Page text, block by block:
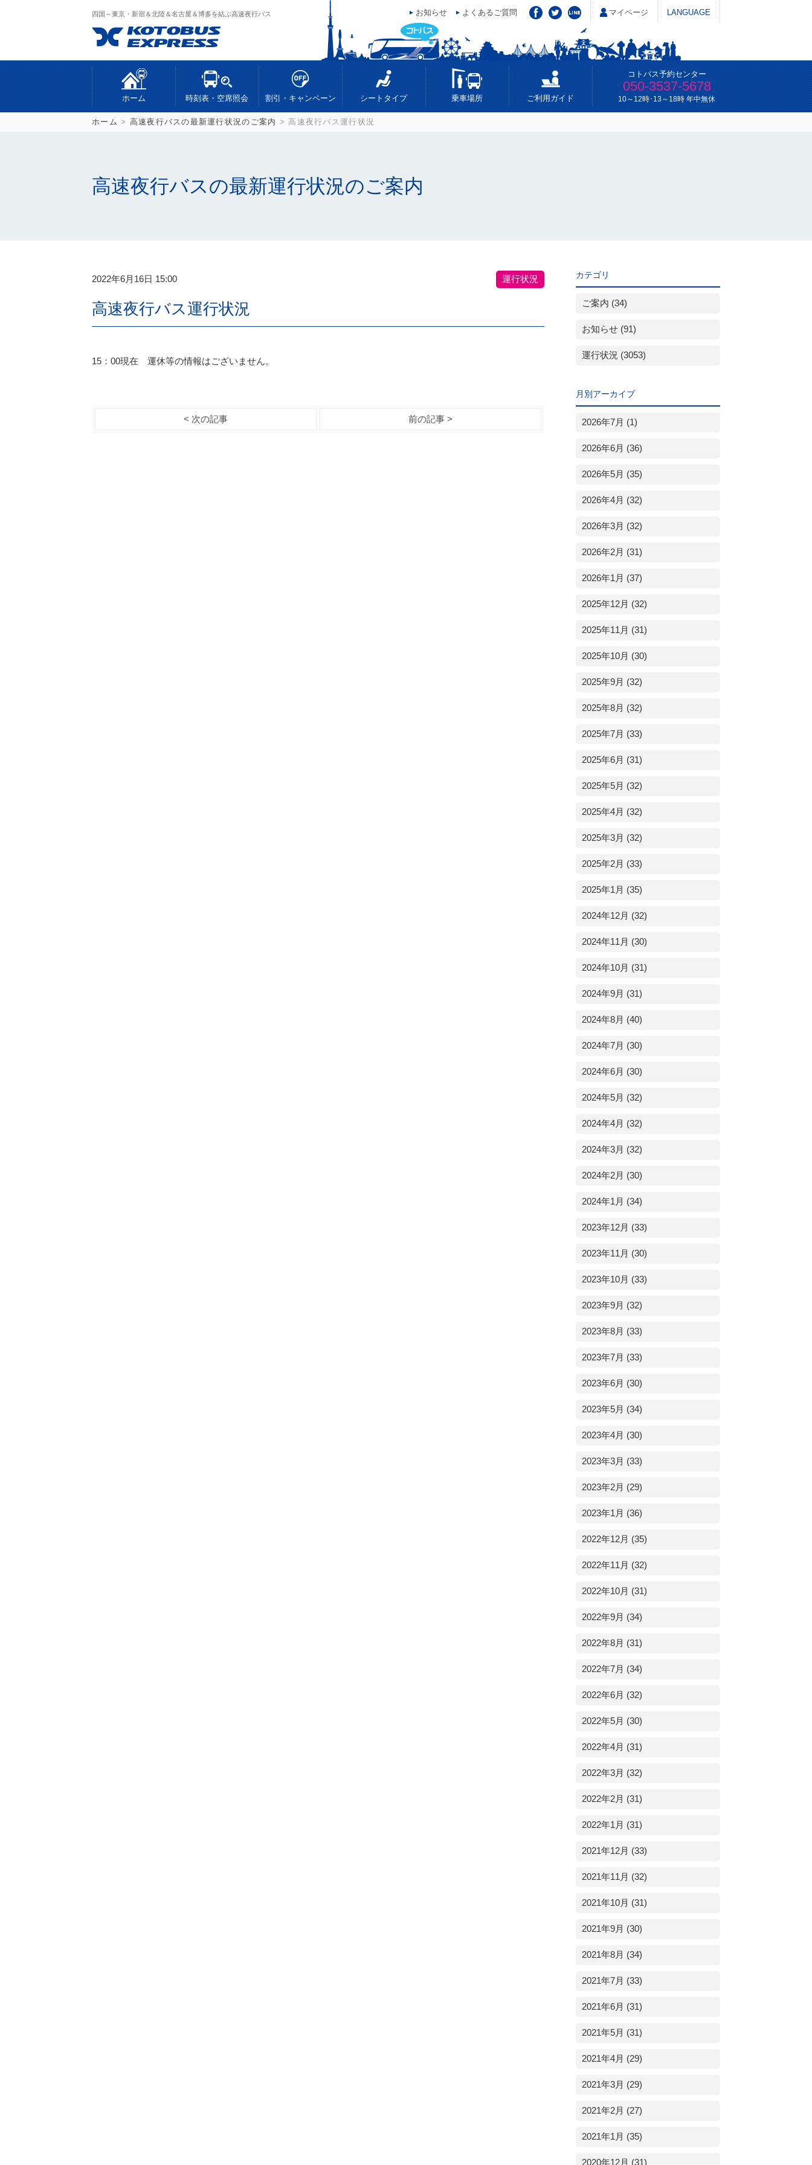
四国～東京・新宿＆北陸＆名古屋＆博多を結ぶ高速夜行バス LANGUAGE
マイページ
ホーム 時刻表・空席照会 割引・キャンペーン シートタイプ 乗車場所 ご利用ガイド
コトバス予約センター
050-3537-5678
10～12時･13～18時 年中無休
お知らせ よくあるご質問
ホーム > 高速夜行バスの最新運行状況のご案内 > 高速夜行バス運行状況
高速夜行バスの最新運行状況のご案内
2022年6月16日 15:00 運行状況
高速夜行バス運行状況
15：00現在 運休等の情報はございません。
前の記事 >
< 次の記事
カテゴリ
ご案内 (34)
お知らせ (91)
運行状況 (3053)
月別アーカイブ
2026年7月 (1)
2026年6月 (36)
2026年5月 (35)
2026年4月 (32)
2026年3月 (32)
2026年2月 (31)
2026年1月 (37)
2025年12月 (32)
2025年11月 (31)
2025年10月 (30)
2025年9月 (32)
2025年8月 (32)
2025年7月 (33)
2025年6月 (31)
2025年5月 (32)
2025年4月 (32)
2025年3月 (32)
2025年2月 (33)
2025年1月 (35)
2024年12月 (32)
2024年11月 (30)
2024年10月 (31)
2024年9月 (31)
2024年8月 (40)
2024年7月 (30)
2024年6月 (30)
2024年5月 (32)
2024年4月 (32)
2024年3月 (32)
2024年2月 (30)
2024年1月 (34)
2023年12月 (33)
2023年11月 (30)
2023年10月 (33)
2023年9月 (32)
2023年8月 (33)
2023年7月 (33)
2023年6月 (30)
2023年5月 (34)
2023年4月 (30)
2023年3月 (33)
2023年2月 (29)
2023年1月 (36)
2022年12月 (35)
2022年11月 (32)
2022年10月 (31)
2022年9月 (34)
2022年8月 (31)
2022年7月 (34)
2022年6月 (32)
2022年5月 (30)
2022年4月 (31)
2022年3月 (32)
2022年2月 (31)
2022年1月 (31)
2021年12月 (33)
2021年11月 (32)
2021年10月 (31)
2021年9月 (30)
2021年8月 (34)
2021年7月 (33)
2021年6月 (31)
2021年5月 (31)
2021年4月 (29)
2021年3月 (29)
2021年2月 (27)
2021年1月 (35)
2020年12月 (31)